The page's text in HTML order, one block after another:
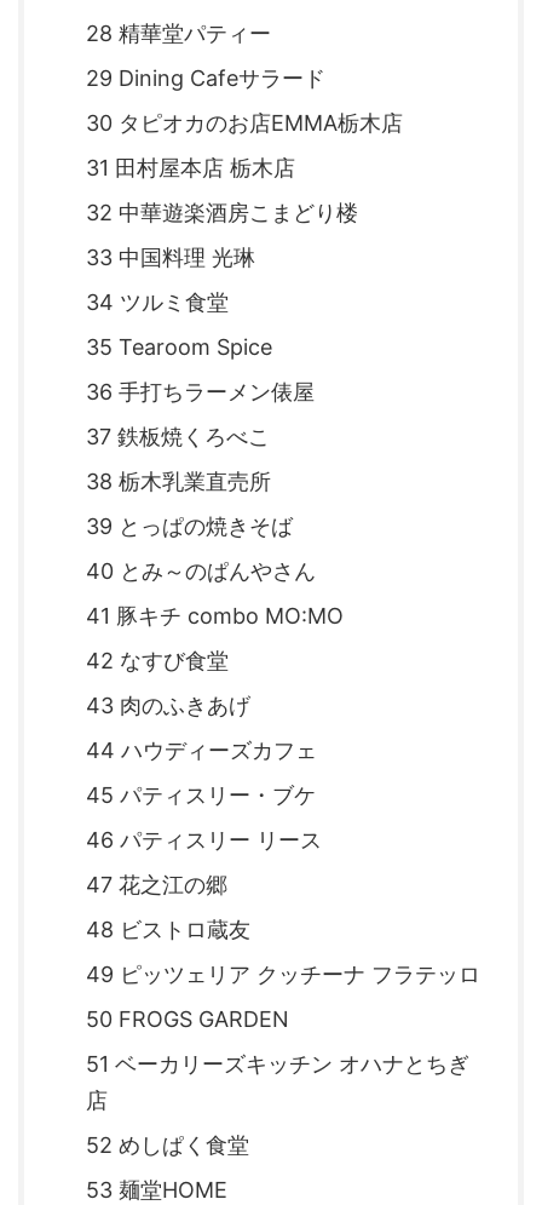
28 精華堂パティー
29 Dining Cafeサラード
30 タピオカのお店EMMA栃木店
31 田村屋本店 栃木店
32 中華遊楽酒房こまどり楼
33 中国料理 光琳
34 ツルミ食堂
35 Tearoom Spice
36 手打ちラーメン俵屋
37 鉄板焼くろべこ
38 栃木乳業直売所
39 とっぱの焼きそば
40 とみ～のぱんやさん
41 豚キチ combo MO:MO
42 なすび食堂
43 肉のふきあげ
44 ハウディーズカフェ
45 パティスリー・ブケ
46 パティスリー リース
47 花之江の郷
48 ビストロ蔵友
49 ピッツェリア クッチーナ フラテッロ
50 FROGS GARDEN
51 ベーカリーズキッチン オハナとちぎ
店
52 めしぱく食堂
53 麺堂HOME